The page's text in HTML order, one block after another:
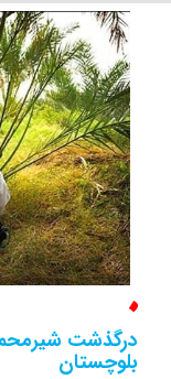
درگذشت
بلوچستان